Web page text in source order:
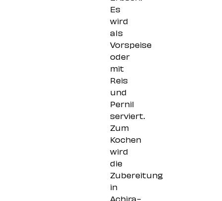
Es
wird
als
Vorspeise
oder
mit
Reis
und
Pernil
serviert.
Zum
Kochen
wird
die
Zubereitung
in
Achira-